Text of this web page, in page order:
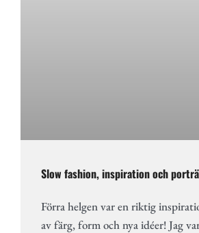
Slow fashion, inspiration och
Förra helgen var en riktig
av färg, form och nya idéer! Jag